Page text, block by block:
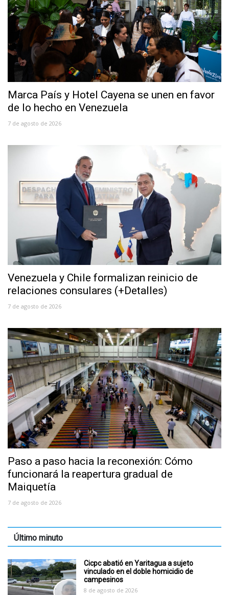
Marca País y Hotel Cayena se unen en favor
de lo hecho en Venezuela
7 de agosto de 2026
Venezuela y Chile formalizan reinicio de
relaciones consulares (+Detalles)
7 de agosto de 2026
Paso a paso hacia la reconexión: Cómo
funcionará la reapertura gradual de
Maiquetía
7 de agosto de 2026
Último minuto
Cicpc abatió en Yaritagua a sujeto
vinculado en el doble homicidio de
campesinos
8 de agosto de 2026